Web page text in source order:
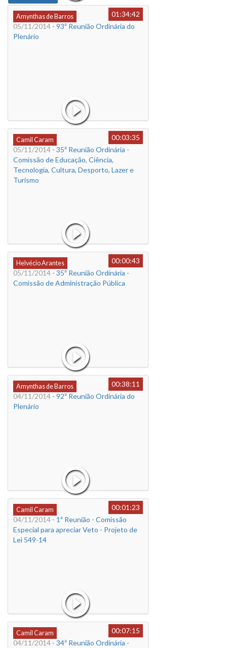
Amynthas de Barros
01:34:42
05/11/2014 - 93ª Reunião Ordinária do
Plenário
Camil Caram
00:03:35
05/11/2014 - 35ª Reunião Ordinária -
Comissão de Educação, Ciência,
Tecnologia, Cultura, Desporto, Lazer e
Turismo
Helvécio Arantes
00:00:43
05/11/2014 - 35ª Reunião Ordinária -
Comissão de Administração Pública
Amynthas de Barros
00:38:11
04/11/2014 - 92ª Reunião Ordinária do
Plenário
Camil Caram
00:01:23
04/11/2014 - 1ª Reunião - Comissão
Especial para apreciar Veto - Projeto de
Lei 549-14
Camil Caram
00:07:15
04/11/2014 - 34ª Reunião Ordinária -